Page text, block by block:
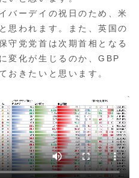
バーデイの祝日のため、米
思われます。また、英国の
守党党首は次期首相となる
変化が生じるのか、GBP
おきたいと思います。